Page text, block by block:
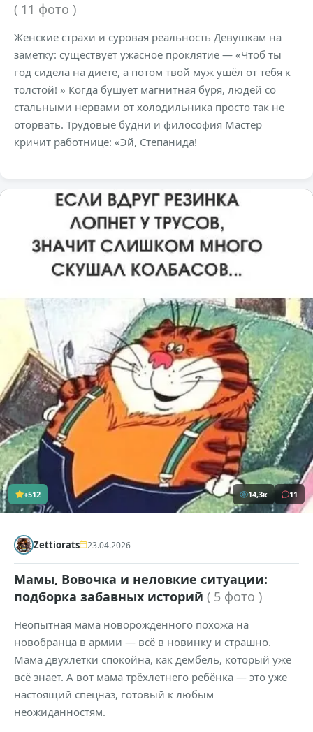
( 11 фото )
Женские страхи и суровая реальность Девушкам на
заметку: существует ужасное проклятие — «Чтоб ты
год сидела на диете, а потом твой муж ушёл от тебя к
толстой! » Когда бушует магнитная буря, людей со
стальными нервами от холодильника просто так не
оторвать. Трудовые будни и философия Мастер
кричит работнице: «Эй, Степанида!
+512 14,3к 11
Zettiorats 23.04.2026
Мамы, Вовочка и неловкие ситуации:
подборка забавных историй ( 5 фото )
Неопытная мама новорожденного похожа на
новобранца в армии — всё в новинку и страшно.
Мама двухлетки спокойна, как дембель, который уже
всё знает. А вот мама трёхлетнего ребёнка — это уже
настоящий спецназ, готовый к любым
неожиданностям.